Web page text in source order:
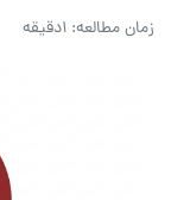
زمان مطالعه: 1دقیقه